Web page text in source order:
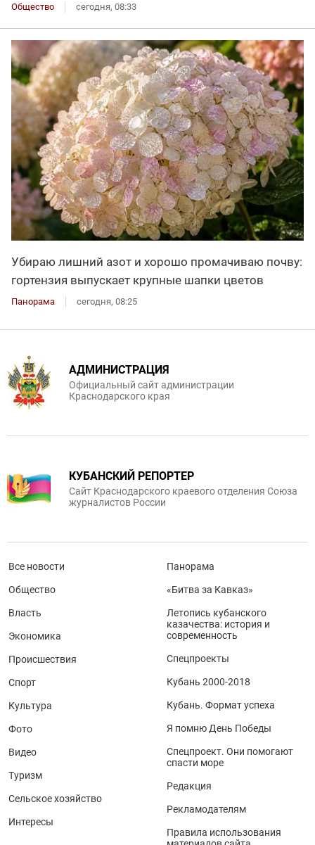
Общество сегодня, 08:33
Убираю лишний азот и хорошо промачиваю почву:
гортензия выпускает крупные шапки цветов
Панорама сегодня, 08:25
АДМИНИСТРАЦИЯ
Официальный сайт администрации
Краснодарского края
КУБАНСКИЙ РЕПОРТЕР
Сайт Краснодарского краевого отделения Союза
журналистов России
Все новости
Общество
Власть
Экономика
Происшествия
Спорт
Культура
Фото
Видео
Туризм
Сельское хозяйство
Интересы
Панорама
«Битва за Кавказ»
Летопись кубанского
казачества: история и
современность
Спецпроекты
Кубань 2000-2018
Кубань. Формат успеха
Я помню День Победы
Спецпроект. Они помогают
спасти море
Редакция
Рекламодателям
Правила использования